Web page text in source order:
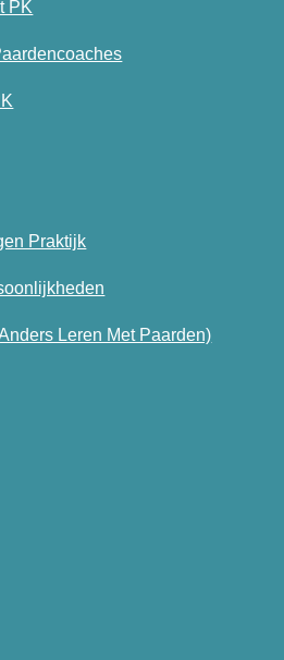
PK
Praktijk
Leren Met Paarden)